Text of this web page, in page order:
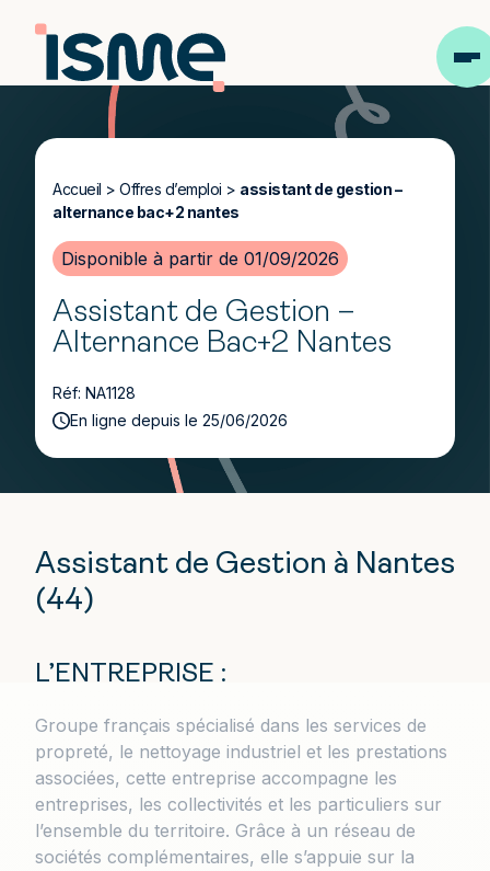
Accueil > Offres d’emploi > assistant de gestion –
alternance bac+2 nantes
Disponible à partir de 01/09/2026
Assistant de Gestion –
Alternance Bac+2 Nantes
Réf: NA1128
En ligne depuis le 25/06/2026
Assistant de Gestion à Nantes
(44)
L’ENTREPRISE :
Groupe français spécialisé dans les services de
propreté, le nettoyage industriel et les prestations
associées, cette entreprise accompagne les
entreprises, les collectivités et les particuliers sur
l’ensemble du territoire. Grâce à un réseau de
sociétés complémentaires, elle s’appuie sur la